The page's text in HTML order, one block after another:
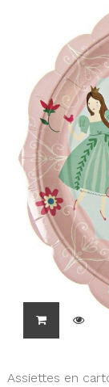
Assiettes en